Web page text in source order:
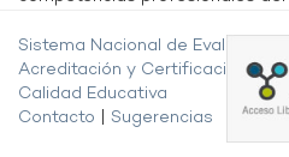
Sistema Nacional de Evaluación,
Acreditación y Certificación de la
Calidad Educativa
Contacto
Sugerencias